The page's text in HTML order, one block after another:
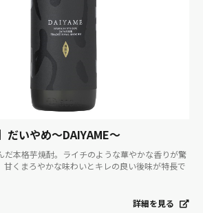
だいやめ～DAIYAME～
だ本格芋焼酎。ライチのような華やかな香りが驚
甘くまろやかな味わいとキレの良い後味が特長で
詳細を見る